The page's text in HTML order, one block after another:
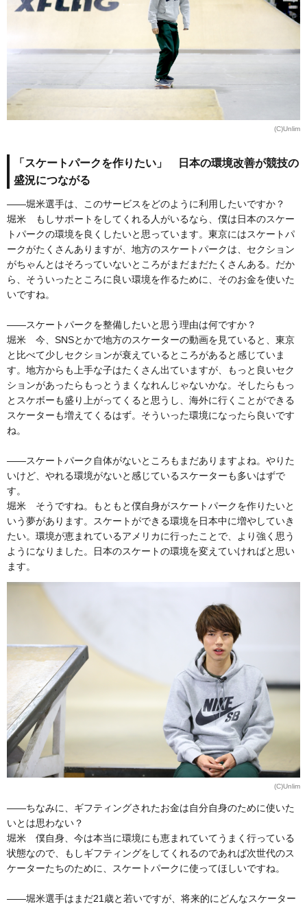
(C)Unlim
「スケートパークを作りたい」 日本の環境改善が競技の
盛況につながる
――堀米選手は、このサービスをどのように利用したいですか？
堀米 もしサポートをしてくれる人がいるなら、僕は日本のスケー
トパークの環境を良くしたいと思っています。東京にはスケートパ
ークがたくさんありますが、地方のスケートパークは、セクション
がちゃんとはそろっていないところがまだまだたくさんある。だか
ら、そういったところに良い環境を作るために、そのお金を使いた
いですね。
――スケートパークを整備したいと思う理由は何ですか？
堀米 今、SNSとかで地方のスケーターの動画を見ていると、東京
と比べて少しセクションが衰えているところがあると感じていま
す。地方からも上手な子はたくさん出ていますが、もっと良いセク
ションがあったらもっとうまくなれんじゃないかな。そしたらもっ
とスケボーも盛り上がってくると思うし、海外に行くことができる
スケーターも増えてくるはず。そういった環境になったら良いです
ね。
――スケートパーク自体がないところもまだありますよね。やりた
いけど、やれる環境がないと感じているスケーターも多いはずで
す。
堀米 そうですね。もともと僕自身がスケートパークを作りたいと
いう夢があります。スケートができる環境を日本中に増やしていき
たい。環境が恵まれているアメリカに行ったことで、より強く思う
ようになりました。日本のスケートの環境を変えていければと思い
ます。
(C)Unlim
――ちなみに、ギフティングされたお金は自分自身のために使いた
いとは思わない？
堀米 僕自身、今は本当に環境にも恵まれていてうまく行っている
状態なので、もしギフティングをしてくれるのであれば次世代のス
ケーターたちのために、スケートパークに使ってほしいですね。
――堀米選手はまだ21歳と若いですが、将来的にどんなスケーター